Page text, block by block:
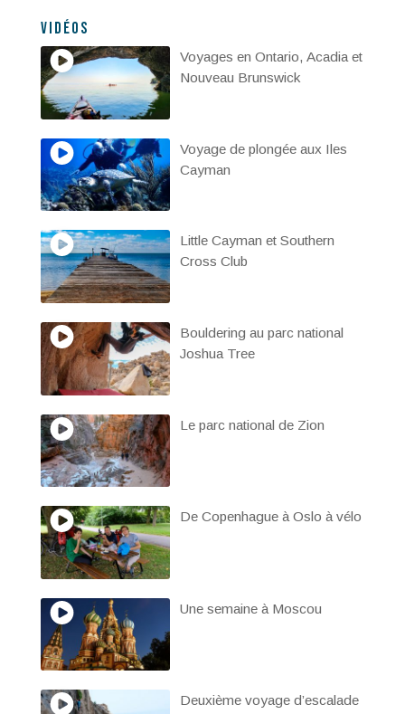
Vidéos
Voyages en Ontario, Acadia et
Nouveau Brunswick
Voyage de plongée aux Iles
Cayman
Little Cayman et Southern
Cross Club
Bouldering au parc national
Joshua Tree
Le parc national de Zion
De Copenhague à Oslo à vélo
Une semaine à Moscou
Deuxième voyage d’escalade